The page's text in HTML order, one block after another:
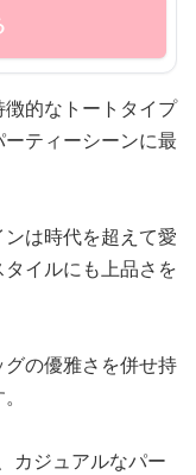
的なトートタイプ
ティーシーンに最
は時代を超えて愛
イルにも上品さを
グの優雅さを併せ持
カジュアルなパー